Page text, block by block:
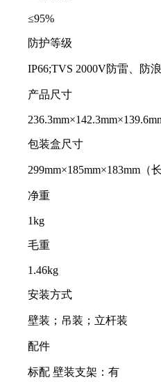
≤95%
防护等级
IP66;TVS 2000V防雷、防浪
产品尺寸
包装盒尺寸
299mm×185mm×183mm（长
净重
1kg
毛重
1.46kg
安装方式
壁装；吊装；立杆装
配件
标配 壁装支架：有